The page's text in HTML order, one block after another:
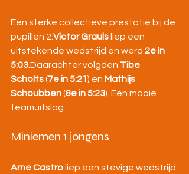
Een sterke collectieve prestatie bij de
pupillen 2.Victor Grauls liep een
uitstekende wedstrijd en werd 2e in
5:03.Daarachter volgden Tibe
Scholts (7e in 5:21) en Mathijs
Schoubben (8e in 5:23). Een mooie
teamuitslag.
Miniemen 1 jongens
Arne Castro liep een stevige wedstrijd